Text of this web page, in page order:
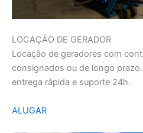
LOCAÇÃO DE GERADOR
Locação de geradores com
consignados ou de longo
entrega rápida e suporte 24h.
ALUGAR